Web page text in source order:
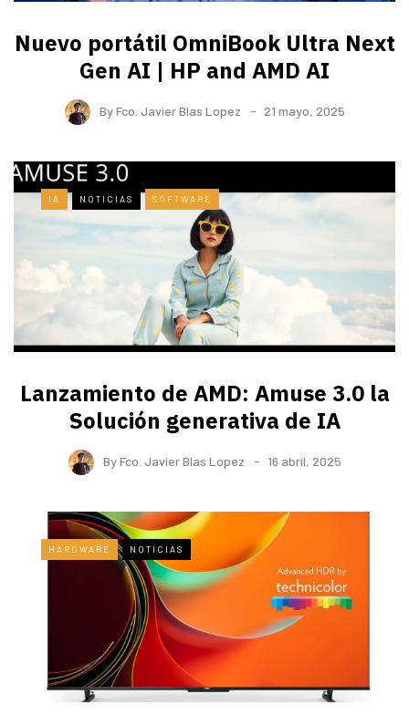
Nuevo portátil OmniBook Ultra ​Next
Gen AI | HP and AMD AI
ByFco. Javier Blas Lopez 21 mayo, 2025
IA NOTICIAS SOFTWARE
Lanzamiento de AMD: Amuse 3.0 la
Solución generativa de IA
ByFco. Javier Blas Lopez 16 abril, 2025
HARDWARE NOTICIAS